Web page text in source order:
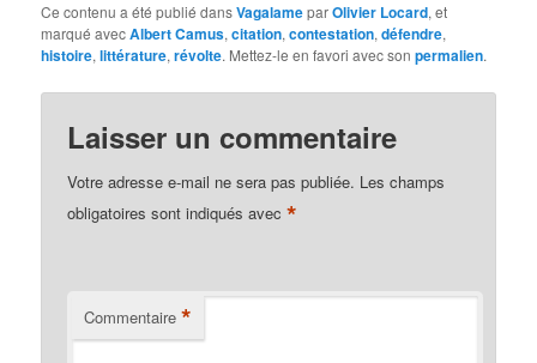
Ce contenu a été publié dansVagalameparOlivier Locard, et
marqué avecAlbert Camus,citation,contestation,défendre,
histoire,littérature,révolte. Mettez-le en favori avec sonpermalien.
Laisser un commentaire
Votre adresse e-mail ne sera pas publiée. Les champs
obligatoires sont indiqués avec*
Commentaire *